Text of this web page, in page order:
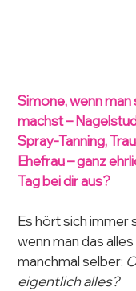
Simone, wenn man
machst –
Spray-Tanning,
Ehefrau – ganz
Tag bei dir aus?
Es hört sich immer
wenn man das
manchmal selber:
eigentlich alles?